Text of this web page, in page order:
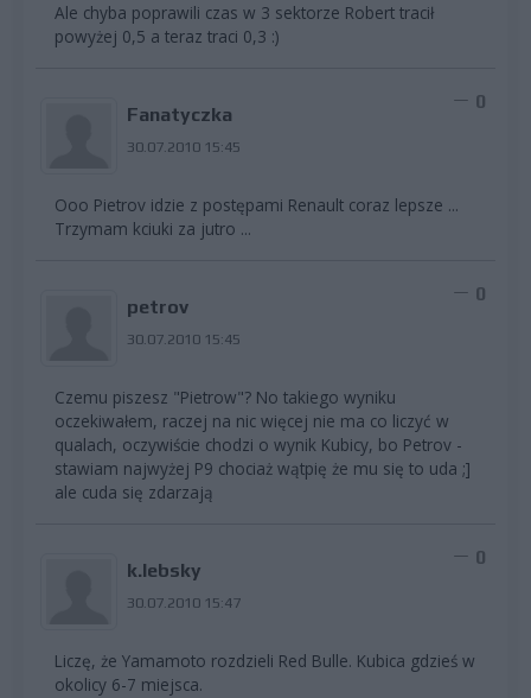
Ale chyba poprawili czas w 3 sektorze Robert tracił
powyżej 0,5 a teraz traci 0,3 :)
Fanatyczka
30.07.2010 15:45
0
Ooo Pietrov idzie z postępami Renault coraz lepsze ...
Trzymam kciuki za jutro ...
petrov
30.07.2010 15:45
0
Czemu piszesz "Pietrow"? No takiego wyniku
oczekiwałem, raczej na nic więcej nie ma co liczyć w
qualach, oczywiście chodzi o wynik Kubicy, bo Petrov -
stawiam najwyżej P9 chociaż wątpię że mu się to uda ;]
ale cuda się zdarzają
k.lebsky
30.07.2010 15:47
0
Liczę, że Yamamoto rozdzieli Red Bulle. Kubica gdzieś w
okolicy 6-7 miejsca.